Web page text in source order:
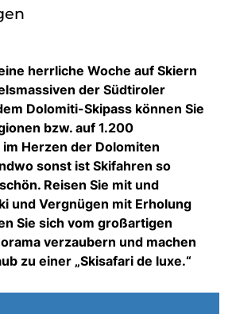
herrliche Woche auf Skiern
der Südtiroler
Dolomiti-Skipass können Sie
bzw. auf 1.200
Herzen der Dolomiten
sonst ist Skifahren so
Reisen Sie mit und
und Vergnügen mit Erholung
Sie sich vom großartigen
verzaubern und machen
zu einer „Skisafari de luxe.“